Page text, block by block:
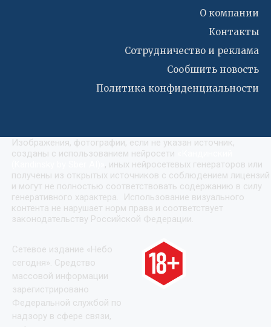
О компании
Контакты
Сотрудничество и реклама
Сообшить новость
Политика конфиденциальности
Изображения, фотографии, если не указан источник,
созданы с использованием нейросети
, иных нейросетевых генераторов или
получены из открытых источников с соблюдением лицензий
и могут не полностью соответствовать содержанию в силу
генеративного характера. Использование визуального
контента не нарушает норм права и соответствует
законодательству Российской Федерации.
Сетевое издание «Небо
сегодня». Средство
массовой информации
зарегистрировано
Федеральной службой по
надзору в сфере связи,